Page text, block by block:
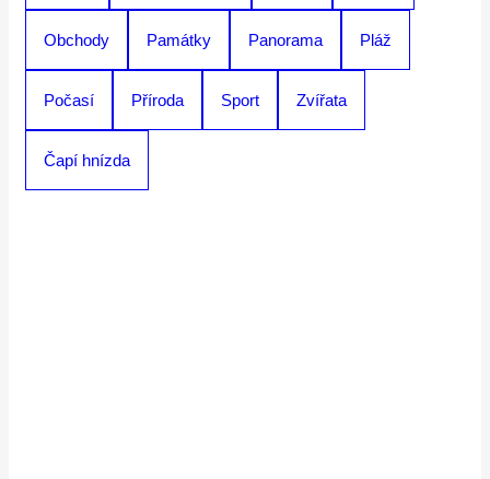
Obchody Památky Panorama Pláž
Počasí Příroda Sport Zvířata
Čapí hnízda